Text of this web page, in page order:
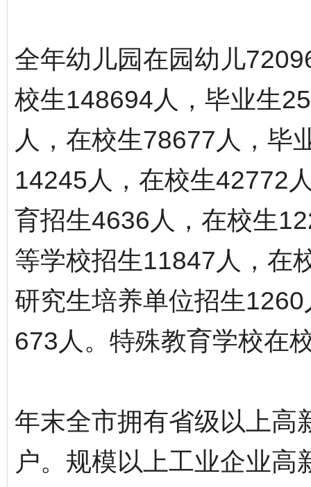
全年幼儿园在园幼儿
校生148694人，毕业生
人，在校生78677人，毕
14245人，在校生42772
育招生4636人，在校生
等学校招生11847人，在
研究生培养单位招生
673人。特殊教育学校在
年末全市拥有省级以上高
户。规模以上工业企业